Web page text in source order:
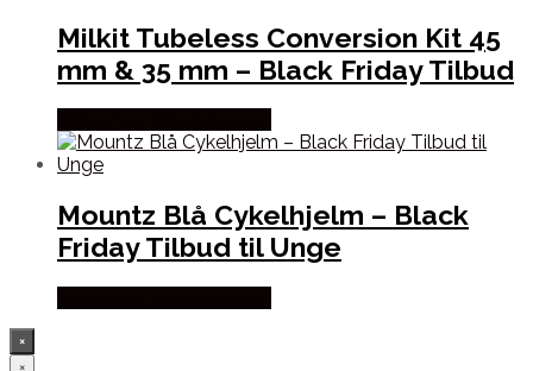
Milkit Tubeless Conversion Kit 45
mm & 35 mm – Black Friday Tilbud
Mountz Blå Cykelhjelm – Black
Friday Tilbud til Unge
×
×